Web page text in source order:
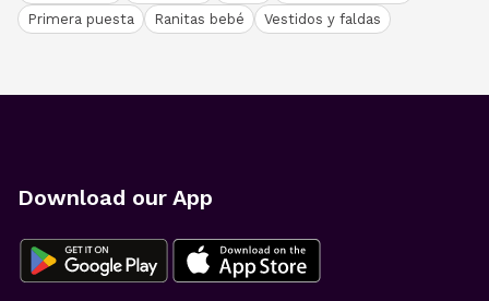
Primera puesta
Ranitas bebé Vestidos y faldas
Download our App